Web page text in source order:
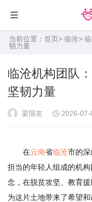
当前位置： 首页> 临沧>
韧力量
临沧机构团队
坚韧力量
梁国友 2026-
在云南省临沧市的
担当的年轻人组成的机
念，在脱贫攻坚、教育
为这片土地带来了希望